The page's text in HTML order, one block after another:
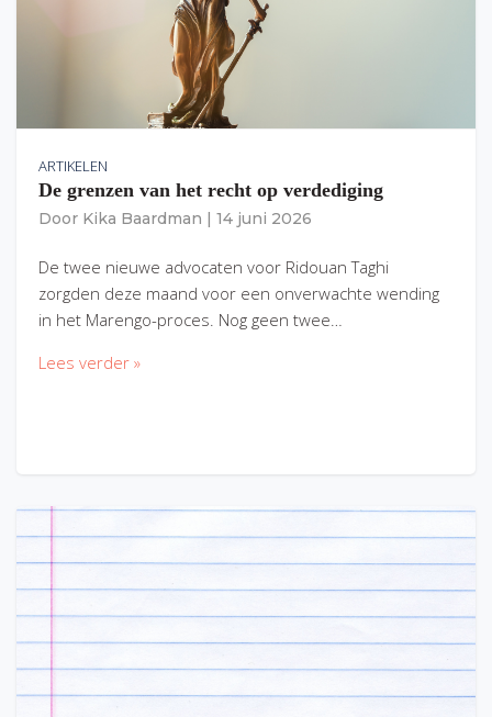
ARTIKELEN
De grenzen van het recht op verdediging
Door Kika Baardman 14 juni 2026
De twee nieuwe advocaten voor Ridouan Taghi
zorgden deze maand voor een onverwachte wending
in het Marengo-proces. Nog geen twee…
Lees verder »